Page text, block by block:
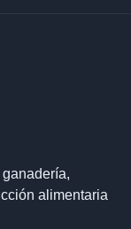
alimentaria